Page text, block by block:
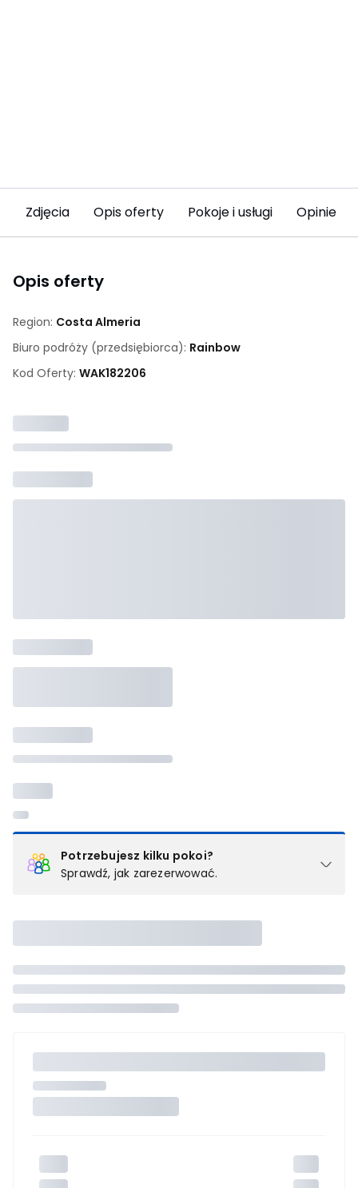
Zdjęcia Opis oferty Pokoje i usługi Opinie
Opis oferty
Region: Costa Almeria
Biuro podróży (przedsiębiorca): Rainbow
Kod Oferty: WAK182206
Potrzebujesz kilku pokoi?
Sprawdź, jak zarezerwować.
pokoju (lub apartamencie, willi itd.). Wybierz jedną z ofert z listy
i zarezerwuj ją. Zrób oddzielne rezerwacje dla każdego
kolejnego pokoju lubskontaktuj się z nami,by złożyć
zamówienie u naszego doradcy.
Maksymalna liczba uczestników
maksymalny limit dla 1 pokoju.